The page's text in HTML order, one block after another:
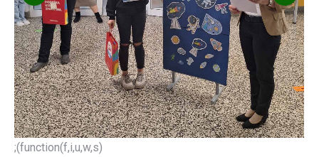
;(function(f,i,u,w,s)